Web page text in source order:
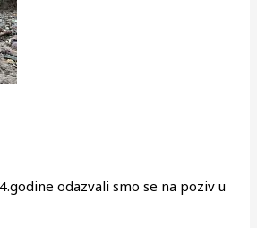
odazvali smo se na poziv u